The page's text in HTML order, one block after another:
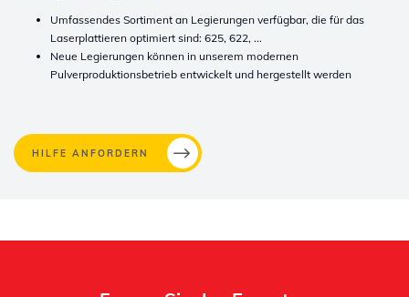
Umfassendes Sortiment an Legierungen verfügbar, die für das
Laserplattieren optimiert sind: 625, 622, ...
Neue Legierungen können in unserem modernen
Pulverproduktionsbetrieb entwickelt und hergestellt werden
HILFE ANFORDERN